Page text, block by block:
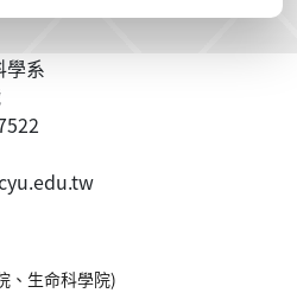
學系
、生命科學院)